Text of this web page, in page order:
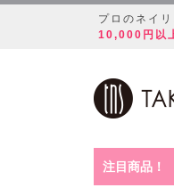
プロのネイ
10,000円以
注目商品！